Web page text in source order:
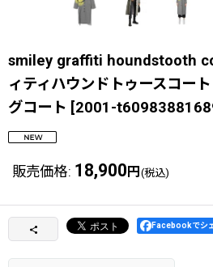
smiley graffiti houndstooth
ィティハウンドトゥースコー
グコート [2001-
販売価格: 18,900 円 (税込)
Facebookでシ